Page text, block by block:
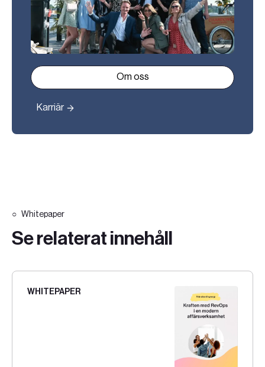
Om oss
Karriär
Whitepaper
Se relaterat innehåll
WHITEPAPER